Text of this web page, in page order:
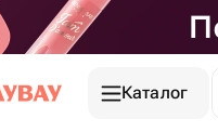
Каталог